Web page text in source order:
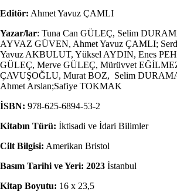
Editör: Ahmet Yavuz ÇAMLI
Yazar/lar: Tuna Can GÜLEÇ, Selim
AYVAZ GÜVEN, Ahmet Yavuz ÇAMLI;
Yavuz AKBULUT, Yüksel AYDIN, Enes
GÜLEÇ, Merve GÜLEÇ, Mürüvvet
ÇAVUŞOĞLU, Murat BOZ, Selim
Ahmet Arslan;Safiye TOKMAK
İSBN: 978-625-6894-53-2
Kitabın Türü: İktisadi ve İdari Bilimler
Cilt Bilgisi: Amerikan Bristol
Basım Tarihi ve Yeri: 2023 İstanbul
Kitap Boyutu: 16 x 23,5